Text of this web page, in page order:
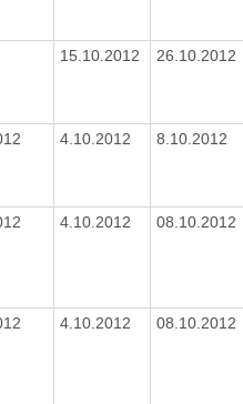
15.10.2012 26.10.2012
4.10.2012 8.10.2012
4.10.2012 08.10.2012
4.10.2012 08.10.2012